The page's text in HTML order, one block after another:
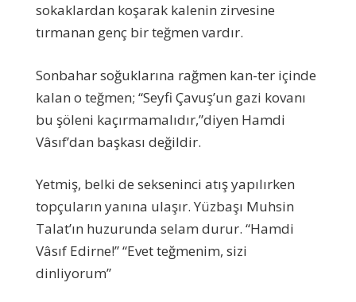
sokaklardan koşarak kalenin zirvesine
tırmanan genç bir teğmen vardır.
Sonbahar soğuklarına rağmen kan-ter içinde
kalan o teğmen; “Seyfi Çavuş’un gazi kovanı
bu şöleni kaçırmamalıdır,”diyen Hamdi
Vâsıf’dan başkası değildir.
Yetmiş, belki de sekseninci atış yapılırken
topçuların yanına ulaşır. Yüzbaşı Muhsin
Talat’ın huzurunda selam durur. “Hamdi
Vâsıf Edirne!” “Evet teğmenim, sizi
dinliyorum”